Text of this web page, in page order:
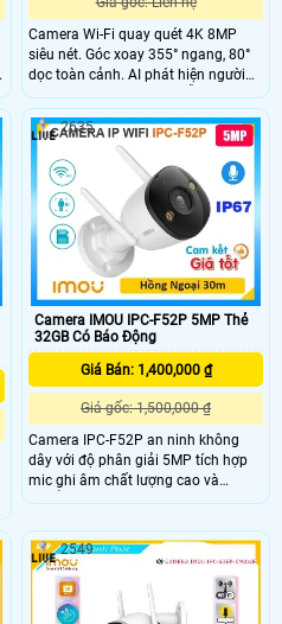
Camera Wi-Fi quay quét 4K 8MP
siêu nét. Góc xoay 355° ngang, 80°
dọc toàn cảnh. AI phát hiện người
và thú cưng chính xác. Hỗ trợ nhìn
đêm Full-color thông minh. Đàm
thoại 2 chiều tiện lợi từ xa. Gọi điện
1 chạm về điện thoại tiện lợi. Kết nối
Wi-Fi 6 băng tần kép ổn định. Hỗ trợ
khe thẻ nhớ lên đến 512GB.
Camera IMOU IPC-F52P 5MP Thẻ
32GB Có Báo Động
Giá Bán: 1,400,000 ₫
Giá gốc: 1,500,000 ₫
Camera IPC-F52P an ninh không
dây với độ phân giải 5MP tích hợp
mic ghi âm chất lượng cao và
chuẩn nén H.265 tiết kiệm băng
đêm lên đến 30m, kết nối Wi-Fi 6
mạnh mẽ và tính năng phát hiện
con người thông minh. Với chuẩn
IP67 camera đảm bảo hoạt động
2635
2549